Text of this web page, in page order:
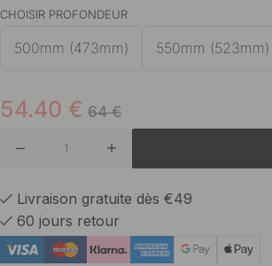
CHOISIR PROFONDEUR
500mm (473mm) 550mm (523mm)
64€
54.40 €
Livraison gratuite dès €49
60 jours retour